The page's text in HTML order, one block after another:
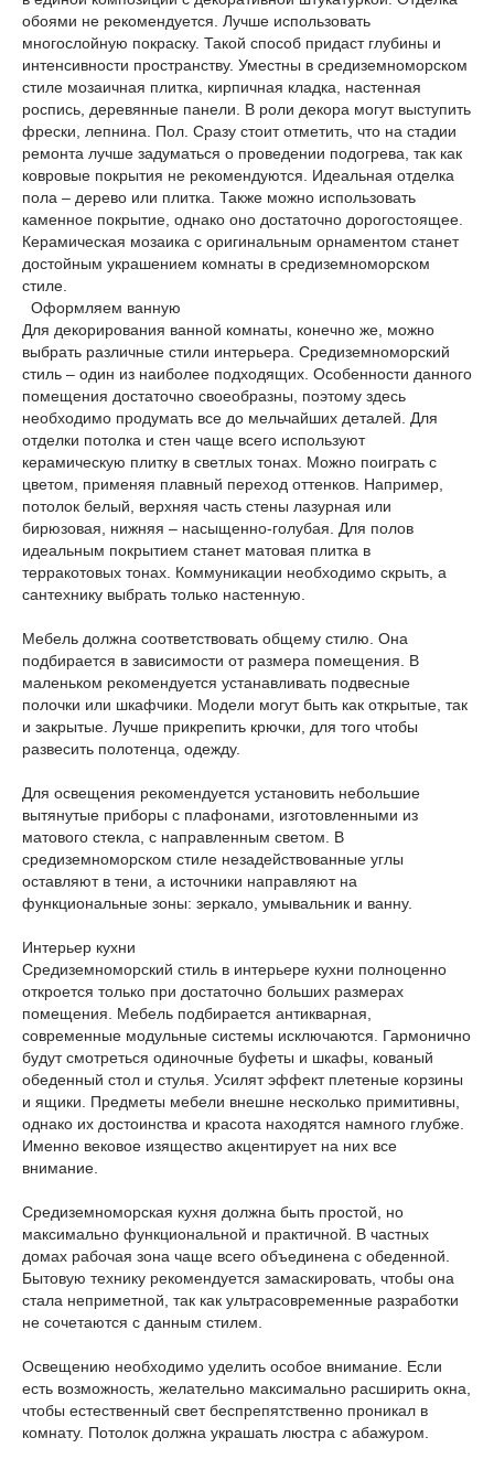
обоями не рекомендуется. Лучше использовать
многослойную покраску. Такой способ придаст глубины и
интенсивности пространству. Уместны в средиземноморском
стиле мозаичная плитка, кирпичная кладка, настенная
роспись, деревянные панели. В роли декора могут выступить
фрески, лепнина. Пол. Сразу стоит отметить, что на стадии
ремонта лучше задуматься о проведении подогрева, так как
ковровые покрытия не рекомендуются. Идеальная отделка
пола – дерево или плитка. Также можно использовать
каменное покрытие, однако оно достаточно дорогостоящее.
Керамическая мозаика с оригинальным орнаментом станет
достойным украшением комнаты в средиземноморском
стиле.
Оформляем ванную
Для декорирования ванной комнаты, конечно же, можно
выбрать различные стили интерьера. Средиземноморский
стиль – один из наиболее подходящих. Особенности данного
помещения достаточно своеобразны, поэтому здесь
необходимо продумать все до мельчайших деталей. Для
отделки потолка и стен чаще всего используют
керамическую плитку в светлых тонах. Можно поиграть с
цветом, применяя плавный переход оттенков. Например,
потолок белый, верхняя часть стены лазурная или
бирюзовая, нижняя – насыщенно-голубая. Для полов
идеальным покрытием станет матовая плитка в
терракотовых тонах. Коммуникации необходимо скрыть, а
сантехнику выбрать только настенную.
Мебель должна соответствовать общему стилю. Она
подбирается в зависимости от размера помещения. В
маленьком рекомендуется устанавливать подвесные
полочки или шкафчики. Модели могут быть как открытые, так
и закрытые. Лучше прикрепить крючки, для того чтобы
развесить полотенца, одежду.
Для освещения рекомендуется установить небольшие
вытянутые приборы с плафонами, изготовленными из
матового стекла, с направленным светом. В
средиземноморском стиле незадействованные углы
оставляют в тени, а источники направляют на
функциональные зоны: зеркало, умывальник и ванну.
Интерьер кухни
Средиземноморский стиль в интерьере кухни полноценно
откроется только при достаточно больших размерах
помещения. Мебель подбирается антикварная,
современные модульные системы исключаются. Гармонично
будут смотреться одиночные буфеты и шкафы, кованый
обеденный стол и стулья. Усилят эффект плетеные корзины
и ящики. Предметы мебели внешне несколько примитивны,
однако их достоинства и красота находятся намного глубже.
Именно вековое изящество акцентирует на них все
внимание.
Средиземноморская кухня должна быть простой, но
максимально функциональной и практичной. В частных
домах рабочая зона чаще всего объединена с обеденной.
Бытовую технику рекомендуется замаскировать, чтобы она
стала неприметной, так как ультрасовременные разработки
не сочетаются с данным стилем.
Освещению необходимо уделить особое внимание. Если
есть возможность, желательно максимально расширить окна,
чтобы естественный свет беспрепятственно проникал в
комнату. Потолок должна украшать люстра с абажуром.